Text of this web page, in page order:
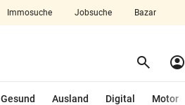
Immosuche Jobsuche Bazar
search Suchen
account_circle
Gesund Ausland Digital Motor